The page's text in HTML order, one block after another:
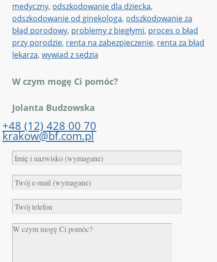
medyczny, odszkodowanie dla dziecka,
odszkodowanie od ginekologa, odszkodowanie za
błąd porodowy, problemy z biegłymi, proces o błąd
przy porodzie, renta na zabezpieczenie, renta za błąd
lekarza, wywiad z sędzią
W czym mogę Ci pomóc?
Jolanta Budzowska
+48 (12) 428 00 70
krakow@bf.com.pl